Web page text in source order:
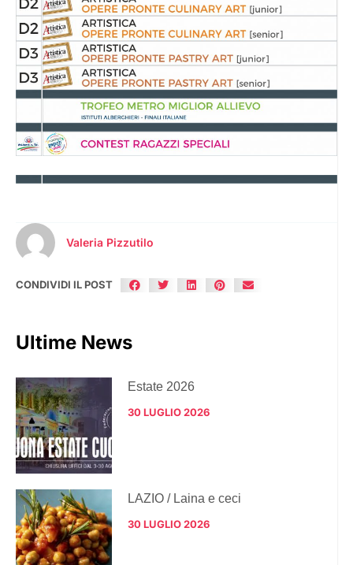
Valeria Pizzutilo
CONDIVIDI IL POST
Ultime News
Estate 2026
30 LUGLIO 2026
LAZIO / Laina e ceci
30 LUGLIO 2026